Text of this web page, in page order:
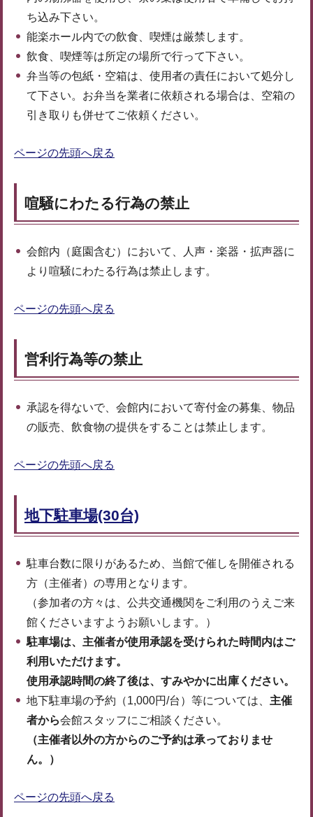
ち込み下さい。
能楽ホール内での飲食、喫煙は厳禁します。
飲食、喫煙等は所定の場所で行って下さい。
弁当等の包紙・空箱は、使用者の責任において処分し
て下さい。お弁当を業者に依頼される場合は、空箱の
引き取りも併せてご依頼ください。
ページの先頭へ戻る
喧騒にわたる行為の禁止
会館内（庭園含む）において、人声・楽器・拡声器に
より喧騒にわたる行為は禁止します。
ページの先頭へ戻る
営利行為等の禁止
承認を得ないで、会館内において寄付金の募集、物品
の販売、飲食物の提供をすることは禁止します。
ページの先頭へ戻る
地下駐車場(30台)
駐車台数に限りがあるため、当館で催しを開催される
方（主催者）の専用となります。
（参加者の方々は、公共交通機関をご利用のうえご来
館くださいますようお願いします。）
駐車場は、主催者が使用承認を受けられた時間内はご
利用いただけます。
使用承認時間の終了後は、すみやかに出庫ください。
地下駐車場の予約（1,000円/台）等については、 主催
者から会館スタッフにご相談ください。
（主催者以外の方からのご予約は承っておりませ
ん。）
ページの先頭へ戻る